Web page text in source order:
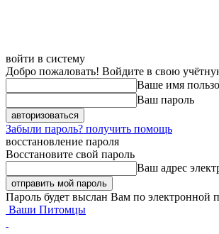
войти в систему
Добро пожаловать! Войдите в свою
Ваше имя
Ваш пароль
Забыли пароль? получить помощь
восстановление пароля
Восстановите свой пароль
Ваш адрес
Пароль будет выслан Вам по электронной
Ваши Питомцы